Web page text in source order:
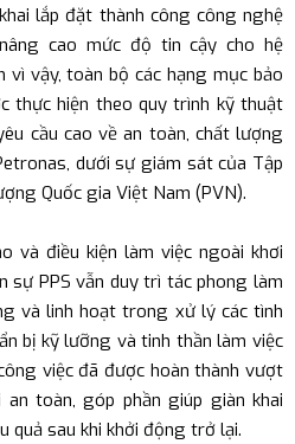
lắp đặt thành công công nghệ
cao mức độ tin cậy cho hệ
vì vậy, toàn bộ các hạng mục bảo
thực hiện theo quy trình kỹ thuật
cầu cao về an toàn, chất lượng
dưới sự giám sát của Tập
Quốc gia Việt Nam (PVN).
và điều kiện làm việc ngoài khơi
sự PPS vẫn duy trì tác phong làm
và linh hoạt trong xử lý các tình
bị kỹ lưỡng và tinh thần làm việc
việc đã được hoàn thành vượt
toàn, góp phần giúp giàn khai
quả sau khi khởi động trở lại.